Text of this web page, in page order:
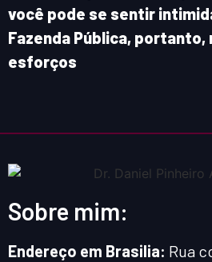
você pode se sentir
Fazenda Pública, portanto,
esforços
Sobre mim:
Endereço em Brasilia: Rua